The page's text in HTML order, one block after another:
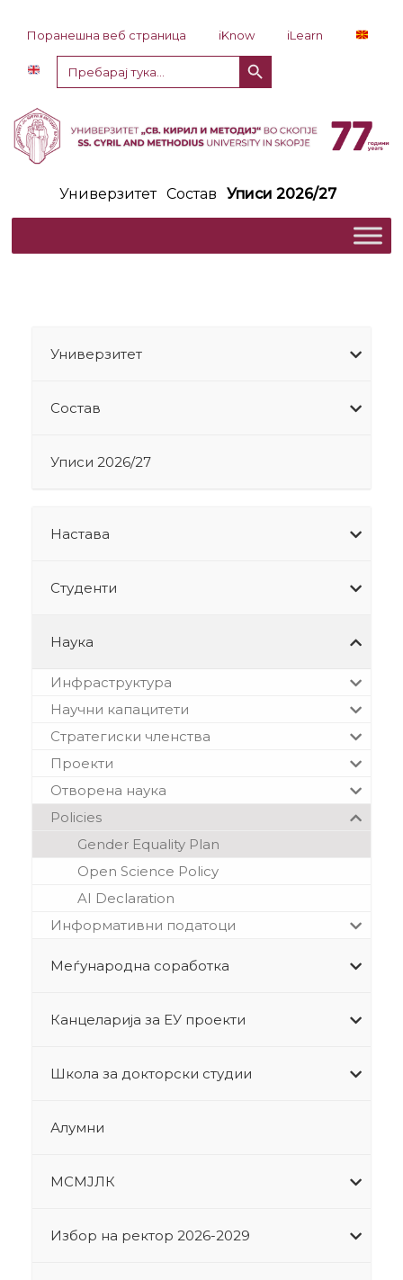
Поранешна веб страница iKnow
iLearn
Пребарај
за:
Копче за пребарување
Универзитет Состав Уписи 2026/27
Универзитет
Состав
Уписи 2026/27
Настава
Студенти
Наука
Инфраструктура
Научни капацитети
Стратегиски членства
Проекти
Отворена наука
Policies
Gender Equality Plan
Open Science Policy
AI Declaration
Информативни податоци
Меѓународна соработка
Канцеларија за ЕУ проекти
Школа за докторски студии
Алумни
МСМЈЛК
Избор на ректор 2026-2029